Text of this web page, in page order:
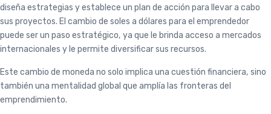
diseña estrategias y establece un plan de acción para llevar a cabo
sus proyectos. El cambio de soles a dólares para el emprendedor
puede ser un paso estratégico, ya que le brinda acceso a mercados
internacionales y le permite diversificar sus recursos.
Este cambio de moneda no solo implica una cuestión financiera, sino
también una mentalidad global que amplía las fronteras del
emprendimiento.